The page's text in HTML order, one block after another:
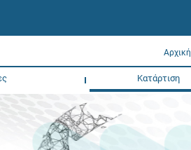
Αρχική
Κατάρτιση